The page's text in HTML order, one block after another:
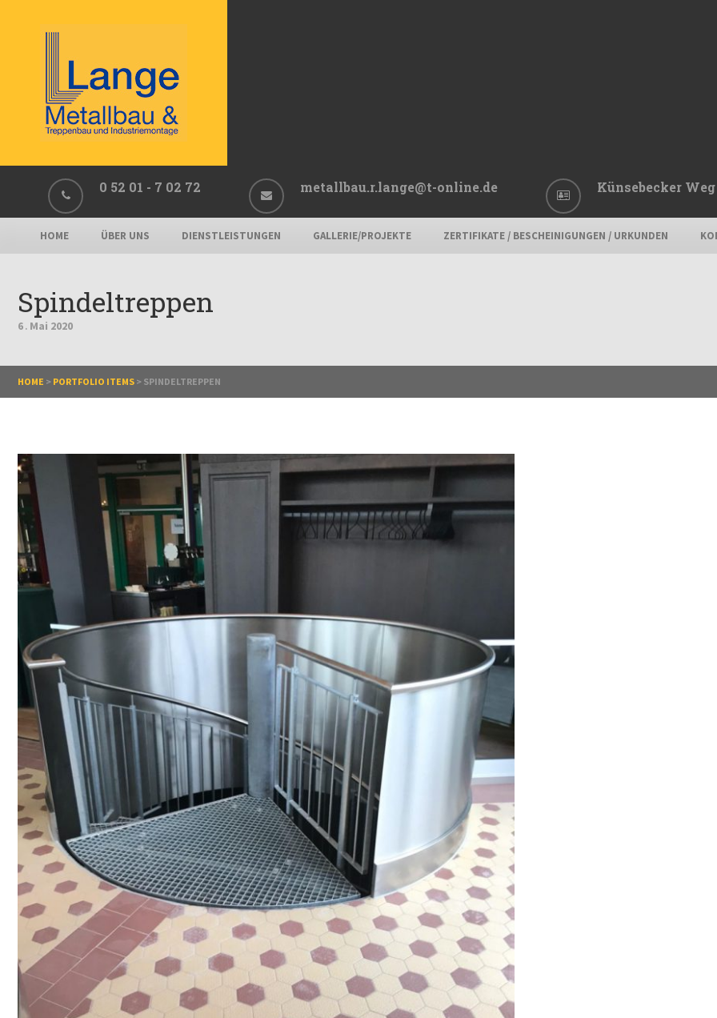
0 52 01 - 7 02 72 metallbau.r.lange@t-online.de Künsebecker
HOME ÜBER UNS DIENSTLEISTUNGEN GALLERIE/PROJEKTE ZERTIFIKATE / BESCHEINIGUNGEN / URKUNDEN
Spindeltreppen
6 . Mai 2020
HOME > PORTFOLIO ITEMS > SPINDELTREPPEN